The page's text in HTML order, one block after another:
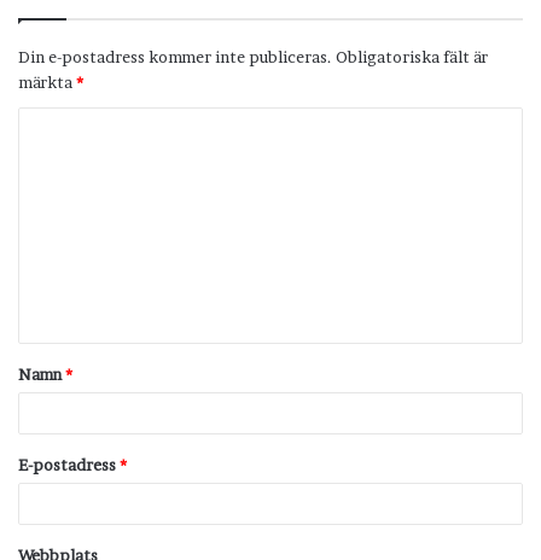
Din e-postadress kommer inte publiceras. Obligatoriska fält är
märkta *
t
a
Namn*
E-postadress*
Webbplats